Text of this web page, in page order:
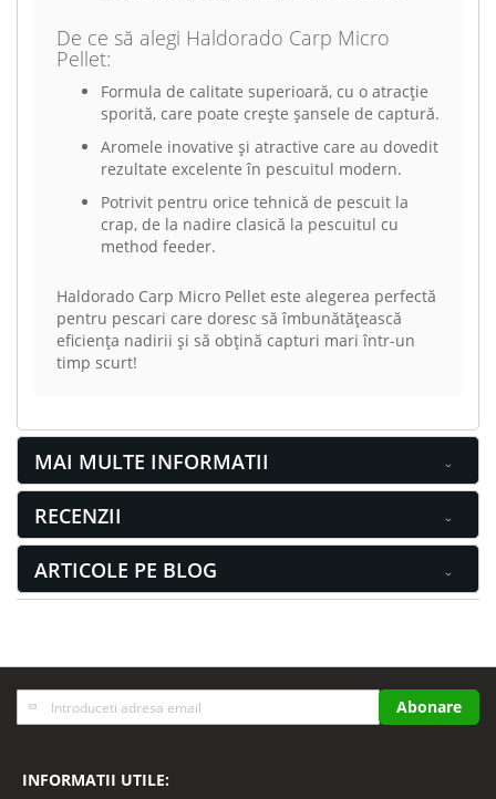
De ce să alegi Haldorado Carp Micro
Pellet:
Formula de calitate superioară, cu o atracție
sporită, care poate crește șansele de captură.
Aromele inovative și atractive care au dovedit
rezultate excelente în pescuitul modern.
Potrivit pentru orice tehnică de pescuit la
crap, de la nadire clasică la pescuitul cu
method feeder.
Haldorado Carp Micro Pellet este alegerea perfectă
pentru pescari care doresc să îmbunătățească
eficiența nadirii și să obțină capturi mari într-un
timp scurt!
MAI MULTE INFORMATII
RECENZII
ARTICOLE PE BLOG
Inscrieti-
va
noastre
Abonare
INFORMATII UTILE: